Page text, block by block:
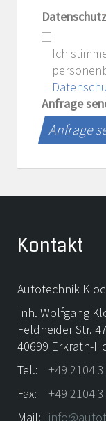
Datenschutz
Ich
Anfrage
Anfrage
Kontakt
Autotechnik
Inh. Wolfgang
Feldheider Str. 47
40699 Erkrath-
Tel.:
+49 2104
Fax:
+49 2104
Mail: